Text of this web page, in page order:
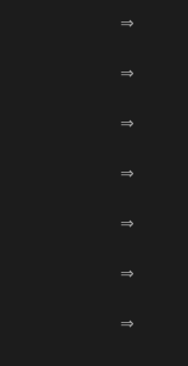
⇒
⇒
⇒
⇒
⇒
⇒
⇒